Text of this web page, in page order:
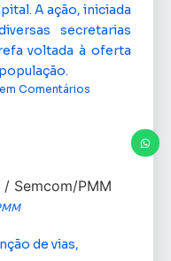
A ação, iniciada
secretarias
voltada à oferta
Comentários
de vias,